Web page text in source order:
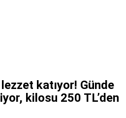
katıyor! Günde
kilosu 250 TL’den